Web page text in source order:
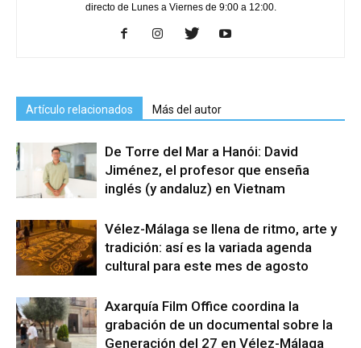
directo de Lunes a Viernes de 9:00 a 12:00.
Artículo relacionados Más del autor
De Torre del Mar a Hanói: David
Jiménez, el profesor que enseña
inglés (y andaluz) en Vietnam
Vélez-Málaga se llena de ritmo, arte y
tradición: así es la variada agenda
cultural para este mes de agosto
Axarquía Film Office coordina la
grabación de un documental sobre la
Generación del 27 en Vélez-Málaga